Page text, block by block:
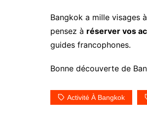
Bangkok a mille visages
pensez à réserver vos
guides francophones.
Bonne découverte de
Activité À Bangkok